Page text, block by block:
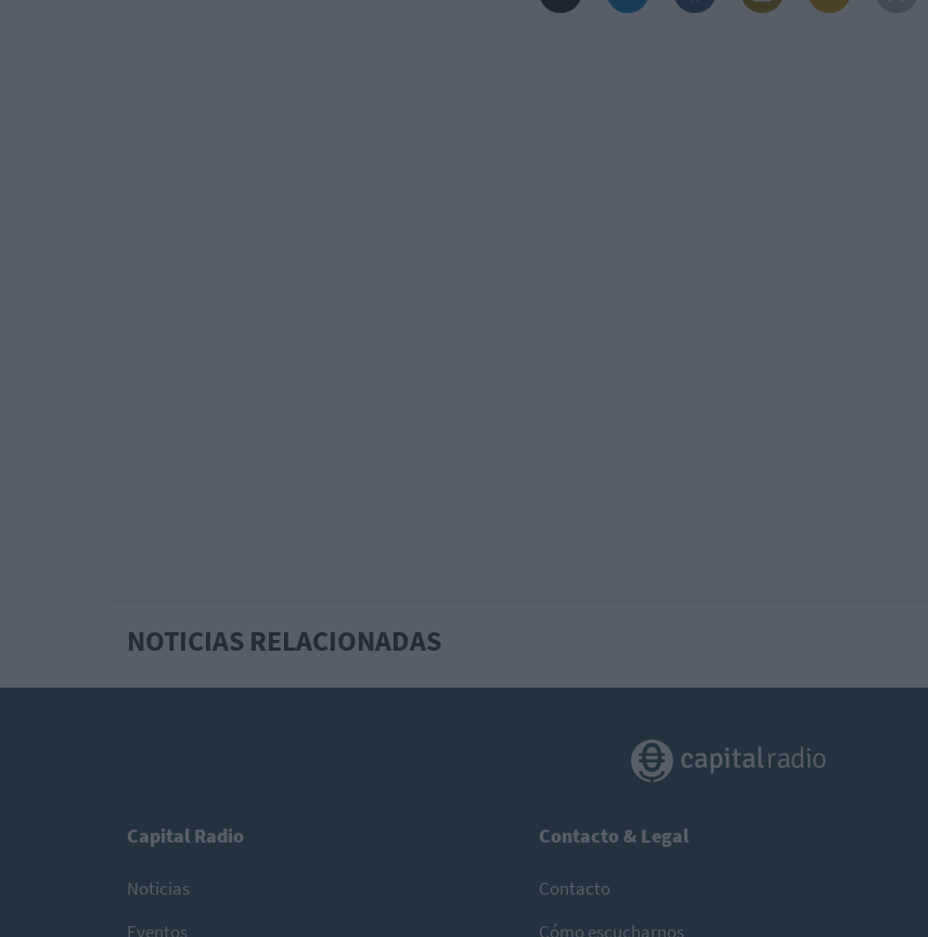
NOTICIAS RELACIONADAS
Capital Radio
Noticias
Eventos
Contacto & Legal
Contacto
Cómo escucharnos